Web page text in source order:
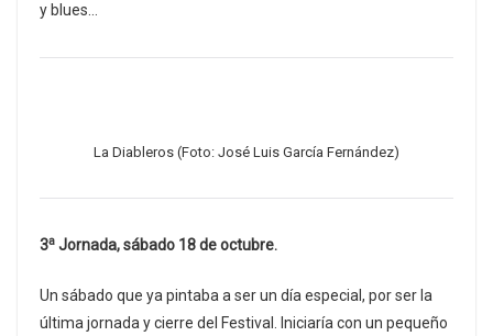
y blues…
La Diableros (Foto: José Luis García Fernández)
3a Jornada, sábado 18 de octubre.
Un sábado que ya pintaba a ser un día especial, por ser la
última jornada y cierre del Festival. Iniciaría con un pequeño